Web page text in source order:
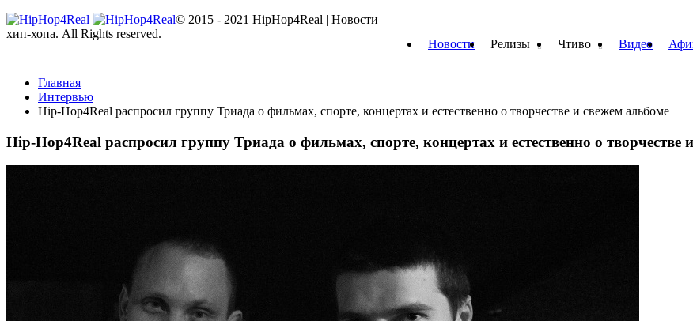
Новости Релизы Чтиво Видео
Главная
Интервью
Hip-Hop4Real распросил группу Триада о фильмах, спорте, концертах и естественно о творчестве и свежем альбоме
Hip-Hop4Real распросил группу Триада о фильмах, спорте, концертах и естественно о творчестве
© 2015 - 2021 HipHop4Real | Новости
хип-хопа. All Rights reserved.